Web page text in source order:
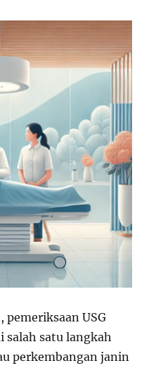
pemeriksaan USG
satu langkah
perkembangan janin